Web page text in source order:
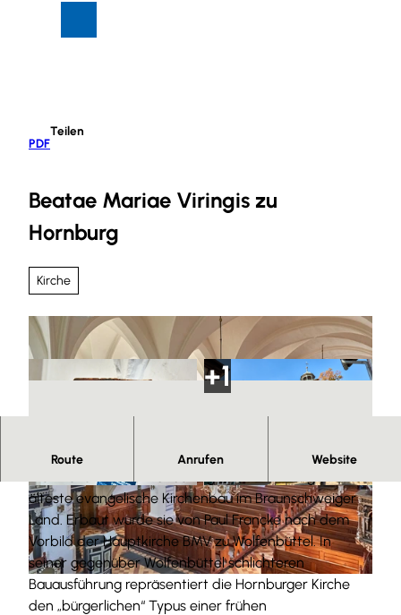
PDF
Teilen
Beatae Mariae Viringis zu
Hornburg
Kirche
© Anna Meurer | CC-BY-SA
© Anna Meurer | CC-BY-SA © Anna Meurer |CC-BY-SA
Route Anrufen Website
Herzlich Willkommen.
älteste evangelische Kirchenbau im Braunschweiger
Land. Erbaut wurde sie von Paul Francke nach dem
Vorbild der Hauptkirche BMV zu Wolfenbüttel. In
seiner gegenüber Wolfenbüttel schlichteren
Bauausführung repräsentiert die Hornburger Kirche
den „bürgerlichen“ Typus einer frühen